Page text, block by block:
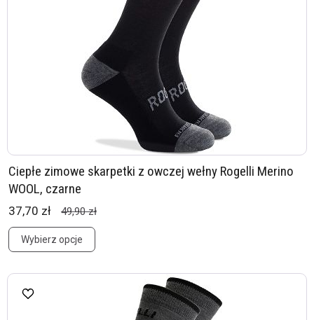
Ciepłe zimowe skarpetki z owczej wełny Rogelli Merino
WOOL, czarne
37,70 zł 49,90 zł
Wybierz opcje